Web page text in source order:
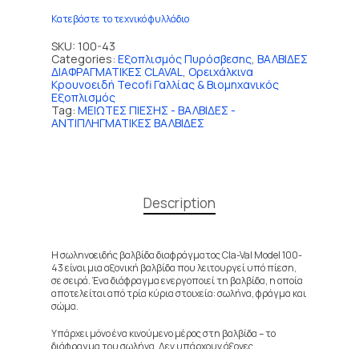
Κατεβάστε το τεχνικό φυλλάδιο
SKU: 100-43
Categories: Εξοπλισμός Πυρόσβεσης, ΒΑΛΒΙΔΕΣ
ΔΙΑΦΡΑΓΜΑΤΙΚΕΣ CLAVAL, Ορειχάλκινα
Κρουνοειδή Tecofi Γαλλίας & Βιομηχανικός
Εξοπλισμός
Tag: ΜΕΙΩΤΕΣ ΠΙΕΣΗΣ - ΒΑΛΒΙΔΕΣ -
ΑΝΤΙΠΛΗΓΜΑΤΙΚΕΣ ΒΑΛΒΙΔΕΣ
Description
Η σωληνοειδής βαλβίδα διαφράγματος Cla-Val Model 100-
43 είναι μια αξονική βαλβίδα που λειτουργεί υπό πίεση,
σε σειρά. Ένα διάφραγμα ενεργοποιεί τη βαλβίδα, η οποία
αποτελείται από τρία κύρια στοιχεία: σωλήνα, φράγμα και
σώμα.
Υπάρχει μόνο ένα κινούμενο μέρος στη βαλβίδα – το